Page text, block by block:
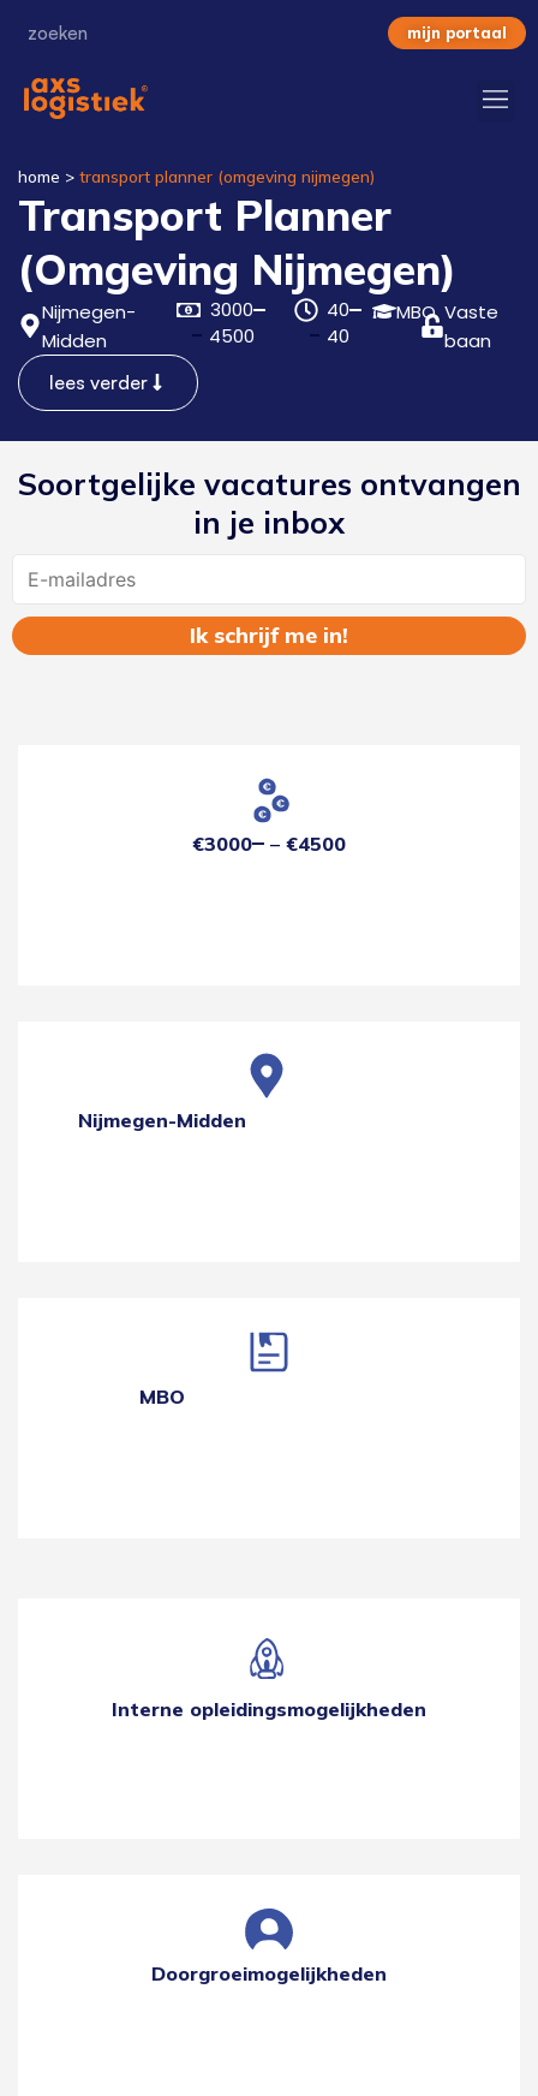
mijn portaal
home > transport planner (omgeving nijmegen)
Transport Planner
(Omgeving Nijmegen)
Nijmegen-
Midden
3000
4500
40
40
MBO Vaste
baan
lees verder
Soortgelijke vacatures ontvangen
in je inbox
€3000 €4500
Nijmegen-Midden
MBO
Interne opleidingsmogelijkheden
Doorgroeimogelijkheden